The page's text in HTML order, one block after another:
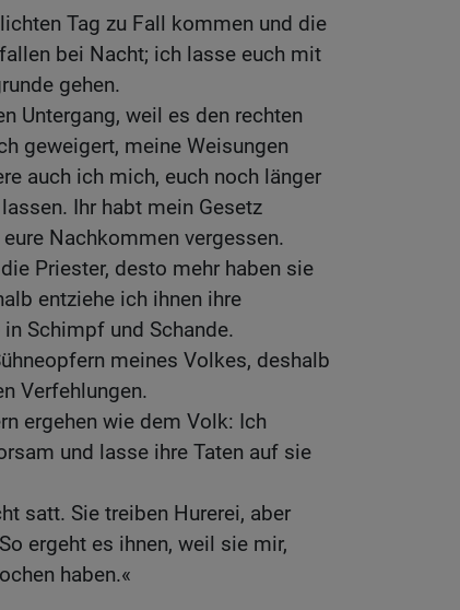
Tag zu Fall kommen und die
bei Nacht; ich lasse euch mit
gehen.
Untergang, weil es den rechten
geweigert, meine Weisungen
auch ich mich, euch noch länger
Ihr habt mein Gesetz
Nachkommen vergessen.
Priester, desto mehr haben sie
entziehe ich ihnen ihre
Schimpf und Schande.
meines Volkes, deshalb
Verfehlungen.
ergehen wie dem Volk: Ich
und lasse ihre Taten auf sie
satt. Sie treiben Hurerei, aber
ergeht es ihnen, weil sie mir,
haben.«